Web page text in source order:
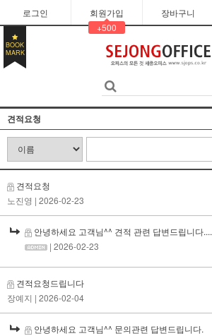
로그인
회원가입
+500
장바구니
BOOK
MARK
견적요청
견적요청
노진영 | 2026-02-23
안녕하세요 고객님^^ 견적 관련 답변드립니다....
| 2026-02-23
견적요청드립니다
장예지 | 2026-02-04
안녕하세요 고객님^^ 문의관련 답변드립니다.